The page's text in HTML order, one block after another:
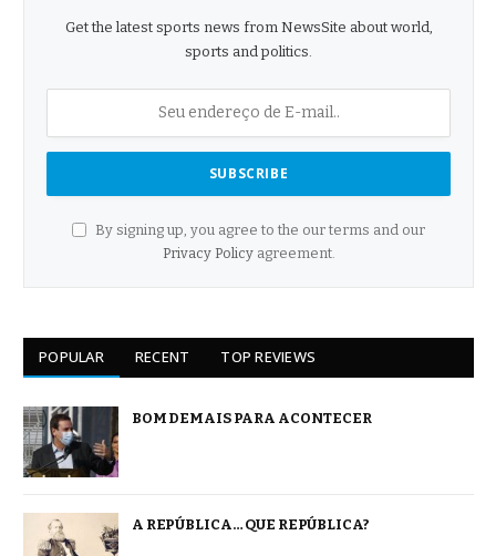
Get the latest sports news from NewsSite about world,
sports and politics.
By signing up, you agree to the our terms and our
Privacy Policyagreement.
POPULAR RECENT TOP REVIEWS
BOM DEMAIS PARA ACONTECER
A REPÚBLICA… QUE REPÚBLICA?